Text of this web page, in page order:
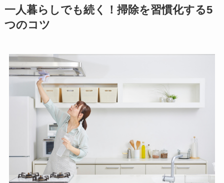
一人暮らしでも続く！掃除を習慣化する5
つのコツ